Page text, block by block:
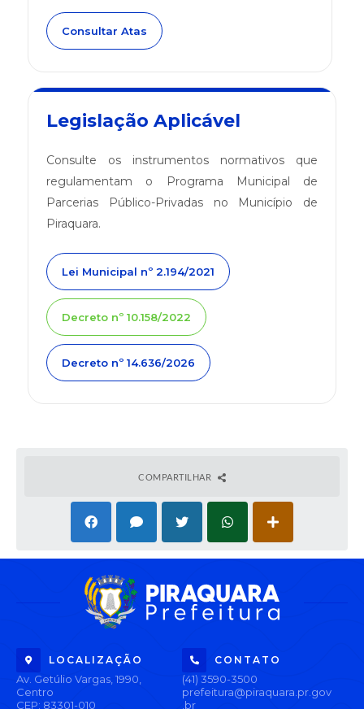
Consultar Atas
Legislação Aplicável
Consulte os instrumentos normativos que
regulamentam o Programa Municipal de
Parcerias Público-Privadas no Município de
Piraquara.
Lei Municipal nº 2.194/2021
Decreto nº 10.158/2022
Decreto nº 14.636/2026
COMPARTILHAR
LOCALIZAÇÃO
Av. Getúlio Vargas, 1990,
Centro
CEP: 83301-010
CONTATO
(41) 3590-3500
prefeitura@piraquara.pr.gov
.br